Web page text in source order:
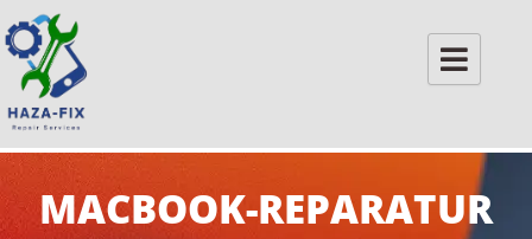
to
content
MACBOOK-REPARATUR